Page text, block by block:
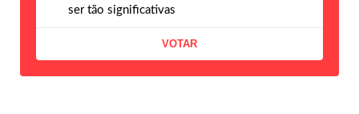
ser tão significativas